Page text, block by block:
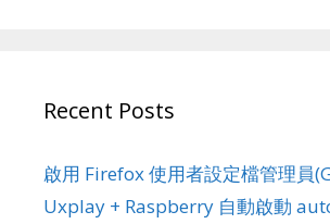
Recent Posts
啟用 Firefox 使用者設定檔管理員
Uxplay + Raspberry 自動啟動